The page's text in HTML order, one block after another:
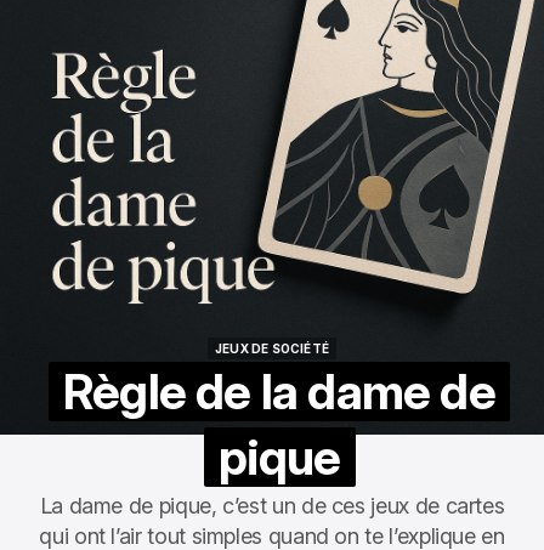
JEUX DE SOCIÉTÉ
Règle de la dame de
pique
La dame de pique, c’est un de ces jeux de cartes
qui ont l’air tout simples quand on te l’explique en